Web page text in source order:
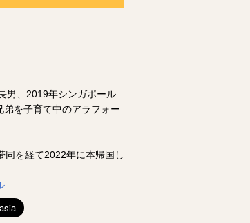
男、2019年シンガポール
弟を子育て中のアラフォー
同を経て2022年に本帰国し